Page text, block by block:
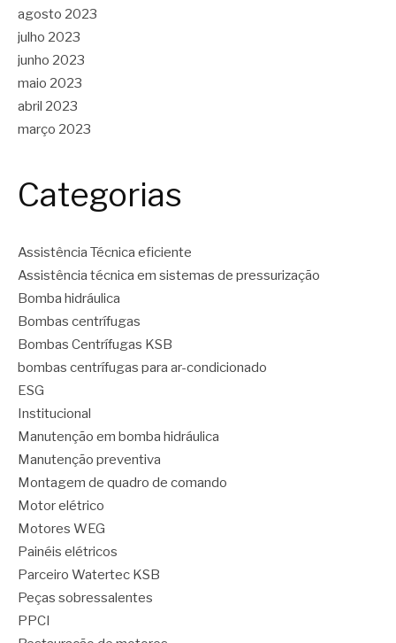
agosto 2023
julho 2023
junho 2023
maio 2023
abril 2023
março 2023
Categorias
Assistência Técnica eficiente
Assistência técnica em sistemas de pressurização
Bomba hidráulica
Bombas centrífugas
Bombas Centrífugas KSB
bombas centrífugas para ar-condicionado
ESG
Institucional
Manutenção em bomba hidráulica
Manutenção preventiva
Montagem de quadro de comando
Motor elétrico
Motores WEG
Painéis elétricos
Parceiro Watertec KSB
Peças sobressalentes
PPCI